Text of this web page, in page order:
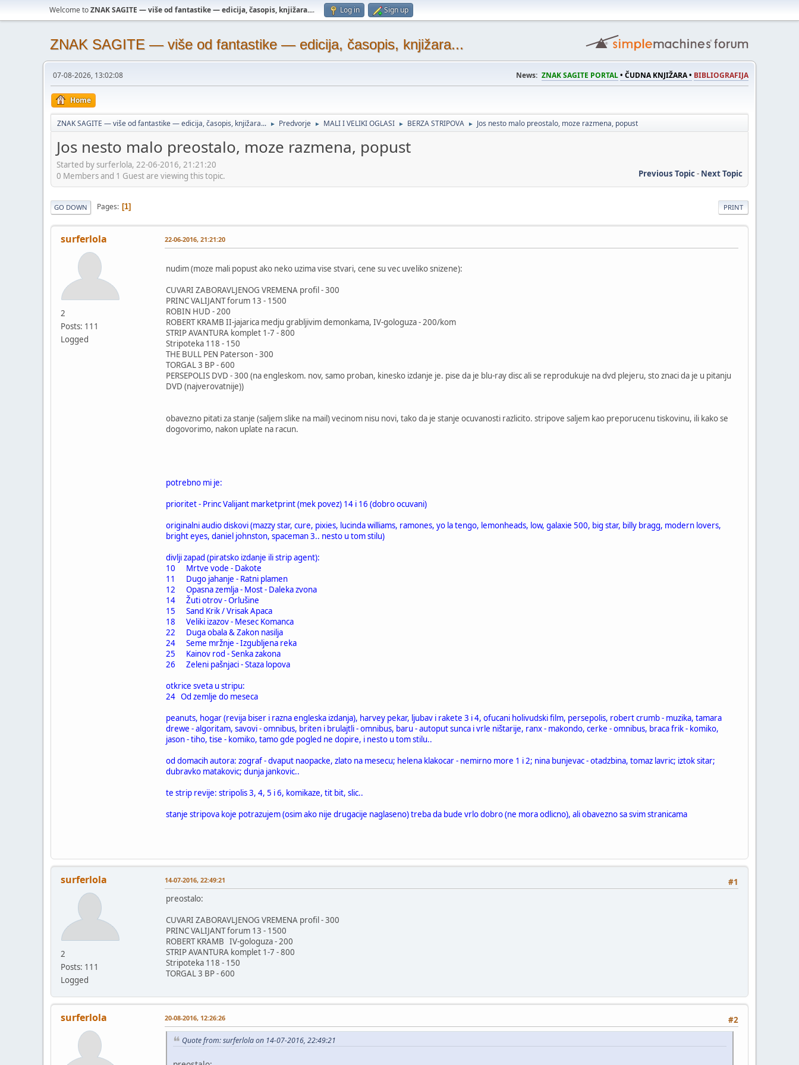
Welcome toZNAK SAGITE — više od fantastike — edicija, časopis, knjižara.... Log in Sign up
ZNAK SAGITE — više od fantastike — edicija, časopis, knjižara...
07-08-2026, 13:02:08 News: ZNAK SAGITE PORTAL• ČUDNA KNJIŽARA • BIBLIOGRAFIJA
Home
ZNAK SAGITE — više od fantastike — edicija, časopis, knjižara... ► Predvorje ► MALI I VELIKI OGLASI ► BERZA STRIPOVA ► Jos nesto malo preostalo, moze razmena, popust
Jos nesto malo preostalo, moze razmena, popust
Started by surferlola, 22-06-2016, 21:21:20
Previous Topic- Next Topic
0 Members and 1 Guest are viewing this topic.
PRINT
GO DOWN Pages 1
surferlola
2
Posts: 111
Logged
22-06-2016, 21:21:20
nudim (moze mali popust ako neko uzima vise stvari, cene su vec uveliko snizene):
CUVARI ZABORAVLJENOG VREMENA profil - 300
PRINC VALIJANT forum 13 - 1500
ROBIN HUD - 200
ROBERT KRAMB II-jajarica medju grabljivim demonkama, IV-gologuza - 200/kom
STRIP AVANTURA komplet 1-7 - 800
Stripoteka 118 - 150
THE BULL PEN Paterson - 300
TORGAL 3 BP - 600
PERSEPOLIS DVD - 300 (na engleskom. nov, samo proban, kinesko izdanje je. pise da je blu-ray disc ali se reprodukuje na dvd plejeru, sto znaci da je u pitanju
DVD (najverovatnije))
obavezno pitati za stanje (saljem slike na mail) vecinom nisu novi, tako da je stanje ocuvanosti razlicito. stripove saljem kao preporucenu tiskovinu, ili kako se
dogovorimo, nakon uplate na racun.
potrebno mi je:
prioritet - Princ Valijant marketprint (mek povez) 14 i 16 (dobro ocuvani)
originalni audio diskovi (mazzy star, cure, pixies, lucinda williams, ramones, yo la tengo, lemonheads, low, galaxie 500, big star, billy bragg, modern lovers,
bright eyes, daniel johnston, spaceman 3.. nesto u tom stilu)
divlji zapad (piratsko izdanje ili strip agent):
10 Mrtve vode - Dakote
11 Dugo jahanje - Ratni plamen
12 Opasna zemlja - Most - Daleka zvona
14 Žuti otrov - Orlušine
15 Sand Krik / Vrisak Apaca
18 Veliki izazov - Mesec Komanca
22 Duga obala & Zakon nasilja
24 Seme mržnje - Izgubljena reka
25 Kainov rod - Senka zakona
26 Zeleni pašnjaci - Staza lopova
otkrice sveta u stripu:
24 Od zemlje do meseca
peanuts, hogar (revija biser i razna engleska izdanja), harvey pekar, ljubav i rakete 3 i 4, ofucani holivudski film, persepolis, robert crumb - muzika, tamara
drewe - algoritam, savovi - omnibus, briten i brulajtli - omnibus, baru - autoput sunca i vrle ništarije, ranx - makondo, cerke - omnibus, braca frik - komiko,
jason - tiho, tise - komiko, tamo gde pogled ne dopire, i nesto u tom stilu..
od domacih autora: zograf - dvaput naopacke, zlato na mesecu; helena klakocar - nemirno more 1 i 2; nina bunjevac - otadzbina, tomaz lavric; iztok sitar;
dubravko matakovic; dunja jankovic..
te strip revije: stripolis 3, 4, 5 i 6, komikaze, tit bit, slic..
stanje stripova koje potrazujem (osim ako nije drugacije naglaseno) treba da bude vrlo dobro (ne mora odlicno), ali obavezno sa svim stranicama
surferlola
2
Posts: 111
Logged
#1
14-07-2016, 22:49:21
preostalo:
CUVARI ZABORAVLJENOG VREMENA profil - 300
PRINC VALIJANT forum 13 - 1500
ROBERT KRAMB IV-gologuza - 200
STRIP AVANTURA komplet 1-7 - 800
Stripoteka 118 - 150
TORGAL 3 BP - 600
surferlola #2
20-08-2016, 12:26:26
Quote from: surferlola on 14-07-2016, 22:49:21